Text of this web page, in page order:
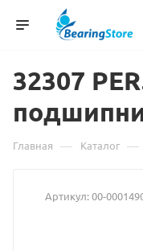
32307
Главная — Каталог —
Артикул:00-